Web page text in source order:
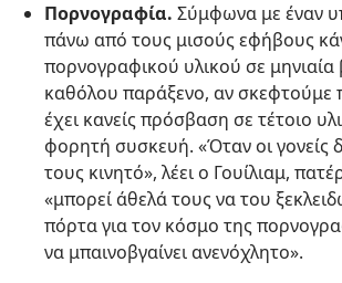
Πορνογραφία. Σύμφωνα με έναν
πάνω από τους μισούς εφήβους
πορνογραφικού υλικού σε
καθόλου παράξενο, αν σκεφτούμε
έχει κανείς πρόσβαση σε τέτοιο
φορητή συσκευή. «Όταν οι γονείς
τους κινητό», λέει ο Γουίλιαμ,
«μπορεί άθελά τους να του
πόρτα για τον κόσμο της
να μπαινοβγαίνει ανενόχλητο».